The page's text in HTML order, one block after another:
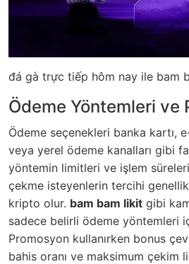
đá gà trực tiếp hôm nay ile bam
Ödeme Yöntemleri ve
Ödeme seçenekleri banka kartı,
veya yerel ödeme kanalları gibi
yöntemin limitleri ve işlem süreleri
çekme isteyenlerin tercihi
kripto olur. bam bam likit gibi
sadece belirli ödeme yöntemleri
Promosyon kullanırken bonus
bahis oranı ve maksimum çekim